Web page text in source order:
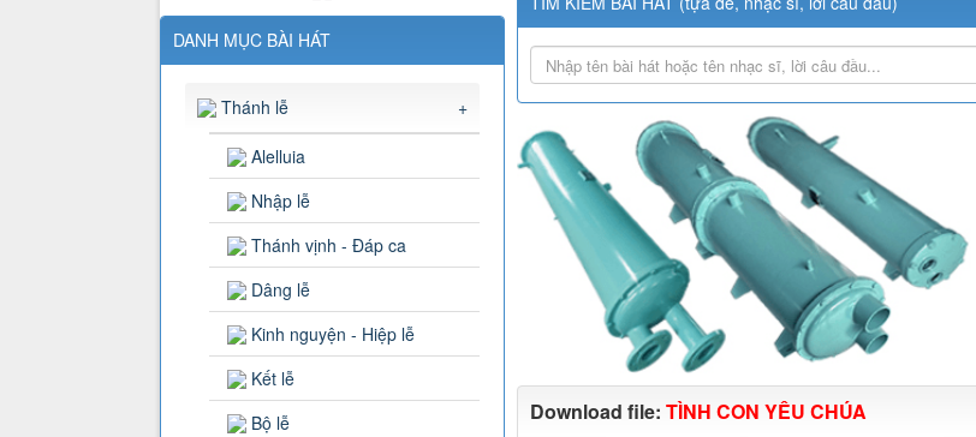
DANH MỤC BÀI HÁT
Thánh lễ +
Alelluia
Nhập lễ
Thánh vịnh - Đáp ca
Dâng lễ
Kinh nguyện - Hiệp lễ
Kết lễ
Bộ lễ
Download file: TÌNH CON YÊU CHÚA